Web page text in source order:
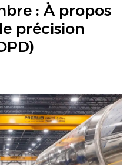
: À propos
précision